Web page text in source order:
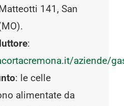
141, San
:
aziende/
: le celle
alimentate da